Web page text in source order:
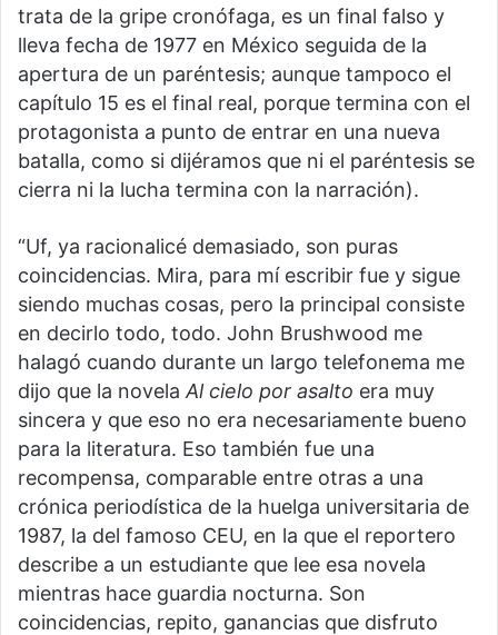
trata de la gripe cronófaga, es un final falso y
lleva fecha de 1977 en México seguida de la
apertura de un paréntesis; aunque tampoco el
capítulo 15 es el final real, porque termina con el
protagonista a punto de entrar en una nueva
batalla, como si dijéramos que ni el paréntesis se
cierra ni la lucha termina con la narración).
“Uf, ya racionalicé demasiado, son puras
coincidencias. Mira, para mí escribir fue y sigue
siendo muchas cosas, pero la principal consiste
en decirlo todo, todo. John Brushwood me
halagó cuando durante un largo telefonema me
dijo que la novela Al cielo por asalto era muy
sincera y que eso no era necesariamente bueno
para la literatura. Eso también fue una
recompensa, comparable entre otras a una
crónica periodística de la huelga universitaria de
1987, la del famoso CEU, en la que el reportero
describe a un estudiante que lee esa novela
mientras hace guardia nocturna. Son
coincidencias, repito, ganancias que disfruto